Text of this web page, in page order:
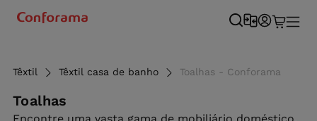
Têxtil Têxtil casa de banho Toalhas - Conforama
Toalhas